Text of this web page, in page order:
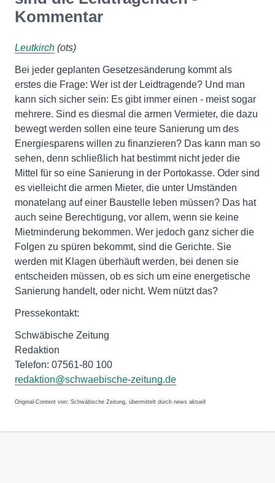
Kommentar
Leutkirch (ots)
Bei jeder geplanten Gesetzesänderung kommt als
erstes die Frage: Wer ist der Leidtragende? Und man
kann sich sicher sein: Es gibt immer einen - meist sogar
mehrere. Sind es diesmal die armen Vermieter, die dazu
bewegt werden sollen eine teure Sanierung um des
Energiesparens willen zu finanzieren? Das kann man so
sehen, denn schließlich hat bestimmt nicht jeder die
Mittel für so eine Sanierung in der Portokasse. Oder sind
es vielleicht die armen Mieter, die unter Umständen
monatelang auf einer Baustelle leben müssen? Das hat
auch seine Berechtigung, vor allem, wenn sie keine
Mietminderung bekommen. Wer jedoch ganz sicher die
Folgen zu spüren bekommt, sind die Gerichte. Sie
werden mit Klagen überhäuft werden, bei denen sie
entscheiden müssen, ob es sich um eine energetische
Sanierung handelt, oder nicht. Wem nützt das?
Pressekontakt:
Schwäbische Zeitung
Redaktion
Telefon: 07561-80 100
redaktion@schwaebische-zeitung.de
Original-Content von: Schwäbische Zeitung, übermittelt durch news aktuell